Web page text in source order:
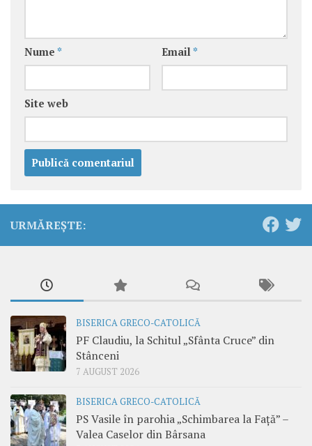
Nume * Email *
Site web
URMĂREȘTE:
BISERICA GRECO-CATOLICĂ
PF Claudiu, la Schitul „Sfânta Cruce” din
Stânceni
7 AUGUST 2026
BISERICA GRECO-CATOLICĂ
PS Vasile în parohia „Schimbarea la Față” –
Valea Caselor din Bârsana